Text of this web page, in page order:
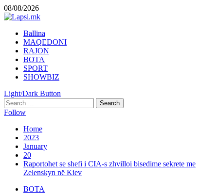
Skip
to
08/08/2026
Primary
Menu
Ballina
MAQEDONI
RAJON
BOTA
SPORT
SHOWBIZ
Light/Dark Button
Search
for:
Follow
Home
2023
January
20
Raportohet se shefi i CIA-s zhvilloi bisedime sekrete me
Zelenskyn në Kiev
BOTA